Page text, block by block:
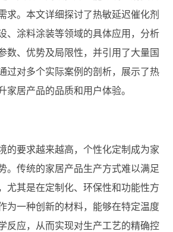
求。本文详细探讨了热敏延迟催化剂
、涂料涂装等领域的具体应用，分析
数、优势及局限性，并引用了大量国
过对多个实际案例的剖析，展示了热
家居产品的品质和用户体验。
的要求越来越高，个性化定制成为家
。传统的家居产品生产方式难以满足
尤其是在定制化、环保性和功能性方
为一种创新的材料，能够在特定温度
反应，从而实现对生产工艺的精确控